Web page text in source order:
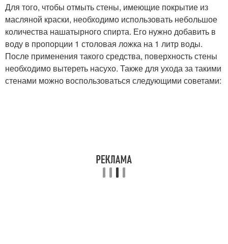
Для того, чтобы отмыть стены, имеющие покрытие из
масляной краски, необходимо использовать небольшое
количества нашатырного спирта. Его нужно добавить в
воду в пропорции 1 столовая ложка на 1 литр воды.
После применения такого средства, поверхность стены
необходимо вытереть насухо. Также для ухода за такими
стенами можно воспользоваться следующими советами: